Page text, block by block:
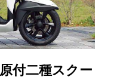
付二種スクー